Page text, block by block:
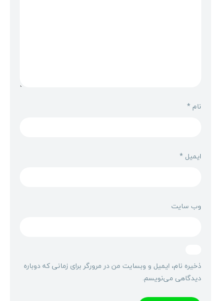
نام*
ایمیل *
وب‌ سایت
ذخیره نام، ایمیل و وبسایت من در مرورگر برای زمانی که دوباره
دیدگاهی می‌نویسم.